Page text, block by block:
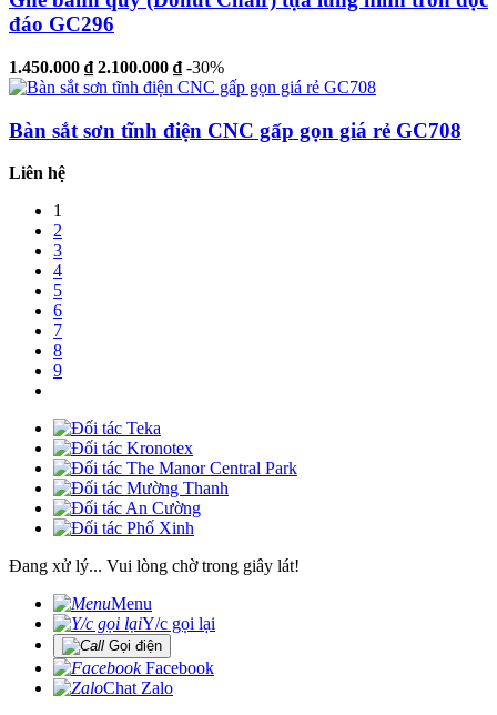
đáo GC296
1.450.000 ₫ 2.100.000 ₫ -30%
Bàn sắt sơn tĩnh điện CNC gấp gọn giá rẻ GC708
Liên hệ
1
2
3
4
5
6
7
8
9
Đang xử lý... Vui lòng chờ trong giây lát!
Menu
Y/c gọi lại
Gọi điện
Facebook
Chat Zalo